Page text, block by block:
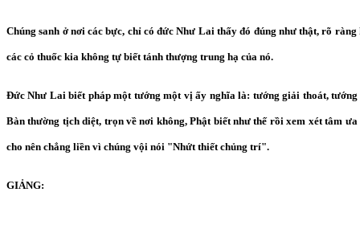
Chúng sanh ở nơi các bực, chỉ có đức Như Lai thấy đó đúng như thật, rõ
các cỏ thuốc kia không tự biết tánh thượng trung hạ của nó.
Đức Như Lai biết pháp một tướng một vị ấy nghĩa là: tướng giải thoát,
Bàn thường tịch diệt, trọn về nơi không, Phật biết như thế rồi xem xét tâm ưa
cho nên chẳng liền vì chúng vội nói "Nhứt thiết chủng trí".
GIẢNG: